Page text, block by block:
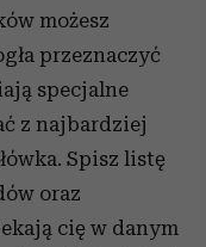
możesz
przeznaczyć
specjalne
z najbardziej
Spisz listę
oraz
cię w danym